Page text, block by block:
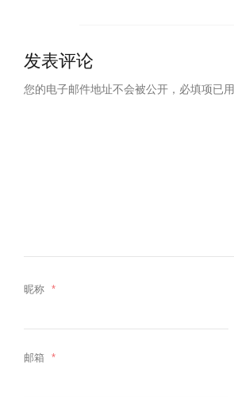
发表评论
您的电子邮件地址不会被公开， 必填项已用
昵称 *
邮箱 *